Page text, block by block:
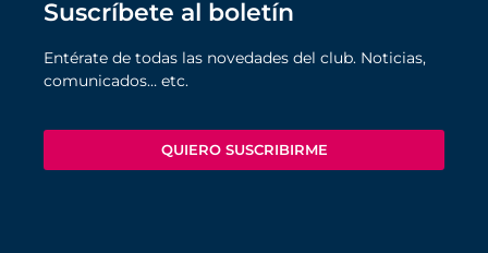
Suscríbete al boletín
Entérate de todas las novedades del club. Noticias,
comunicados… etc.
QUIERO SUSCRIBIRME